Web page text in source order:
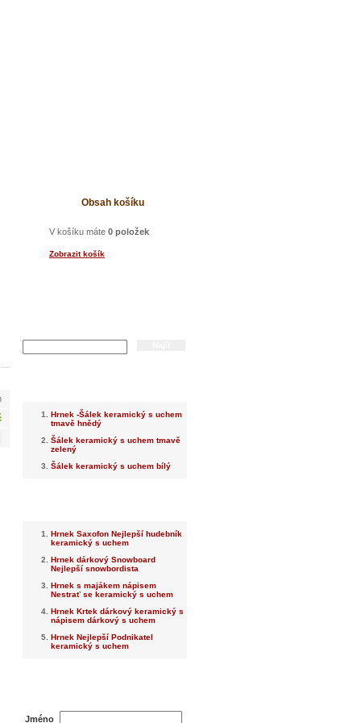
Obsah košíku
V košíku máte 0 položek
Zobrazit košík
Hrnek -Šálek keramický s uchem
tmavě hnědý
Šálek keramický s uchem tmavě
zelený
Šálek keramický s uchem bílý
Hrnek Saxofon Nejlepší hudebník
keramický s uchem
Hrnek dárkový Snowboard
Nejlepší snowbordista
Hrnek s majákem nápisem
Nestrať se keramický s uchem
Hrnek Krtek dárkový keramický s
nápisem dárkový s uchem
Hrnek Nejlepší Podnikatel
keramický s uchem
Jméno